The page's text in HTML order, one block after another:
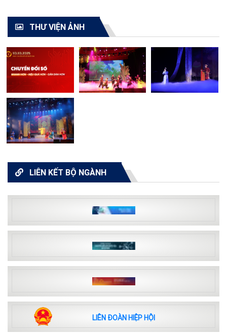
THƯ VIỆN ẢNH
LIÊN KẾT BỘ NGÀNH
LIÊN ĐOÀN HIỆP HỘI